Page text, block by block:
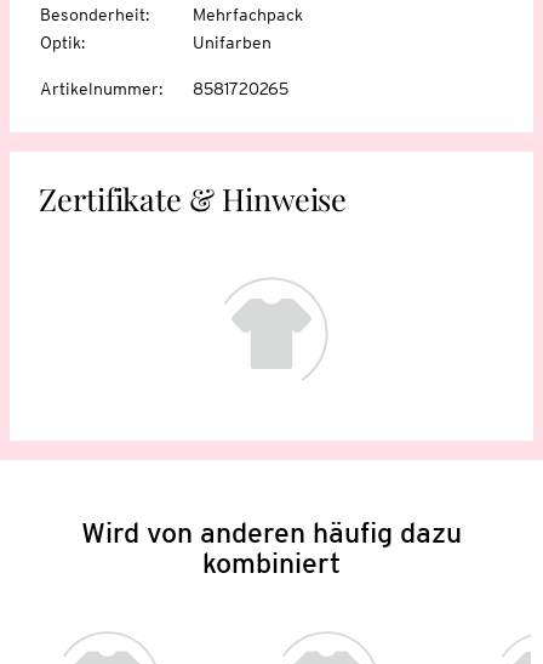
Besonderheit:
Mehrfachpack
Optik: Unifarben
Artikelnummer: 8581720265
Zertifikate & Hinweise
Wird von anderen häufig dazu
kombiniert